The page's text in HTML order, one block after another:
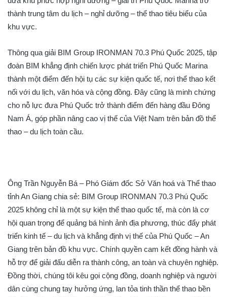
thành trung tâm du lịch – nghỉ dưỡng – thể thao tiêu biểu của
khu vực.
Thông qua giải BIM Group IRONMAN 70.3 Phú Quốc 2025, tập
đoàn BIM khẳng định chiến lược phát triển Phú Quốc Marina
thành một điểm đến hội tụ các sự kiện quốc tế, nơi thể thao kết
nối với du lịch, văn hóa và cộng đồng. Đây cũng là minh chứng
cho nỗ lực đưa Phú Quốc trở thành điểm đến hàng đầu Đông
Nam Á, góp phần nâng cao vị thế của Việt Nam trên bản đồ thể
thao – du lịch toàn cầu.
Ông Trần Nguyễn Bá – Phó Giám đốc Sở Văn hoá và Thể thao
tỉnh An Giang chia sẻ: BIM Group IRONMAN 70.3 Phú Quốc
2025 không chỉ là một sự kiện thể thao quốc tế, mà còn là cơ
hội quan trọng để quảng bá hình ảnh địa phương, thúc đẩy phát
triển kinh tế – du lịch và khẳng định vị thế của Phú Quốc – An
Giang trên bản đồ khu vực. Chính quyền cam kết đồng hành và
hỗ trợ để giải đấu diễn ra thành công, an toàn và chuyên nghiệp.
Đồng thời, chúng tôi kêu gọi cộng đồng, doanh nghiệp và người
dân cùng chung tay hưởng ứng, lan tỏa tinh thần thể thao bền